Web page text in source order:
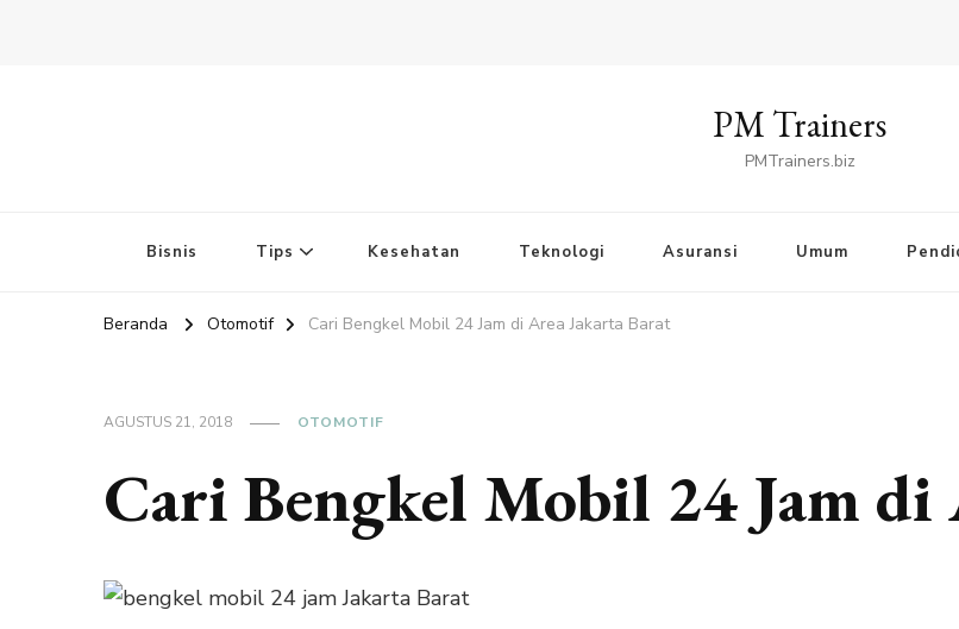
PM Trainers
PMTrainers.biz
Bisnis Tips Kesehatan Teknologi Asuransi Umum
Beranda Otomotif Cari Bengkel Mobil 24 Jam di Area Jakarta Barat
AGUSTUS 21, 2018 OTOMOTIF
Cari Bengkel Mobil 24 Jam di